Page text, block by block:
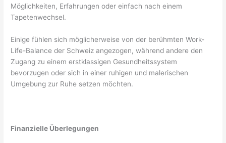
Möglichkeiten, Erfahrungen oder einfach nach einem
Tapetenwechsel.
Einige fühlen sich möglicherweise von der berühmten Work-
Life-Balance der Schweiz angezogen, während andere den
Zugang zu einem erstklassigen Gesundheitssystem
bevorzugen oder sich in einer ruhigen und malerischen
Umgebung zur Ruhe setzen möchten.
Finanzielle Überlegungen